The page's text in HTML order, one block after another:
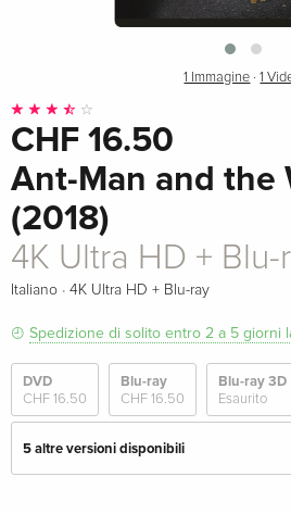
1 Immagine ·1
CHF 16.50
Ant-Man and the
(2018)
4K Ultra HD + Blu-
Italiano · 4K Ultra HD + Blu-ray
Spedizione di solito entro 2 a 5 giorni
DVD
CHF 16.50
Blu-ray
CHF 16.50
Blu-ray 3D
Esaurito
5 altre versioni disponibili